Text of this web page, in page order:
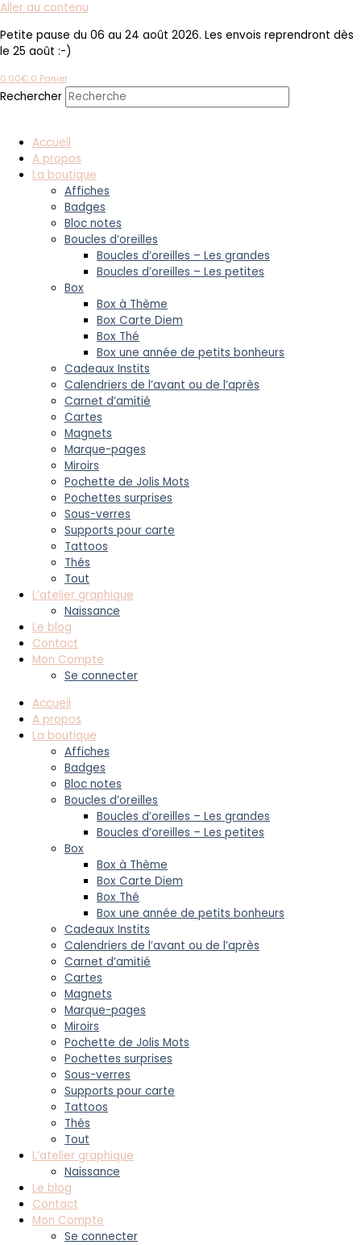
Aller au contenu
Petite pause du 06 au 24 août 2026. Les envois reprendront dès
le 25 août :-)
0.00€ 0 Panier
Rechercher
Accueil
A propos
La boutique
Affiches
Badges
Bloc notes
Boucles d’oreilles
Boucles d’oreilles – Les grandes
Boucles d’oreilles – Les petites
Box
Box à Thème
Box Carte Diem
Box Thé
Box une année de petits bonheurs
Cadeaux Instits
Calendriers de l’avant ou de l’après
Carnet d’amitié
Cartes
Magnets
Marque-pages
Miroirs
Pochette de Jolis Mots
Pochettes surprises
Sous-verres
Supports pour carte
Tattoos
Thés
Tout
L’atelier graphique
Naissance
Le blog
Contact
Mon Compte
Se connecter
Accueil
A propos
La boutique
Affiches
Badges
Bloc notes
Boucles d’oreilles
Boucles d’oreilles – Les grandes
Boucles d’oreilles – Les petites
Box
Box à Thème
Box Carte Diem
Box Thé
Box une année de petits bonheurs
Cadeaux Instits
Calendriers de l’avant ou de l’après
Carnet d’amitié
Cartes
Magnets
Marque-pages
Miroirs
Pochette de Jolis Mots
Pochettes surprises
Sous-verres
Supports pour carte
Tattoos
Thés
Tout
L’atelier graphique
Naissance
Le blog
Contact
Mon Compte
Se connecter